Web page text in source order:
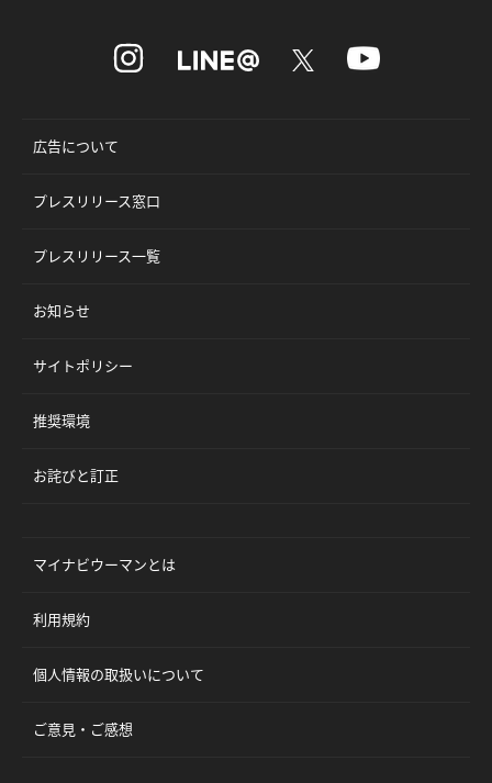
広告について
プレスリリース窓口
プレスリリース一覧
お知らせ
サイトポリシー
推奨環境
お詫びと訂正
マイナビウーマンとは
利用規約
個人情報の取扱いについて
ご意見・ご感想